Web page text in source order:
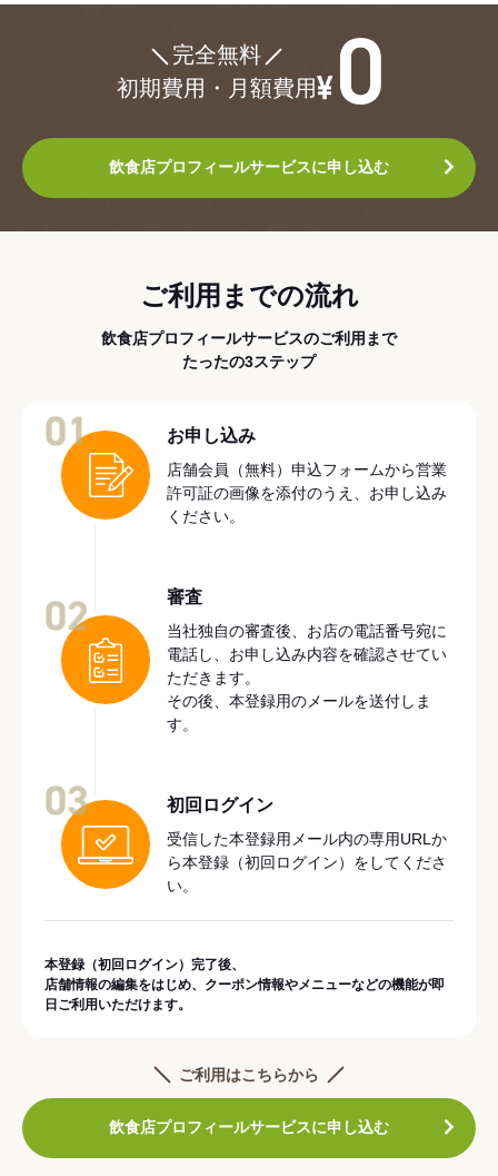
完全無料
初期費用・月額費用
飲食店プロフィールサービスに申し込む
ご利用までの流れ
飲食店プロフィールサービスのご利用まで
たったの3ステップ
お申し込み
店舗会員（無料）申込フォームから営業
許可証の画像を添付のうえ、お申し込み
ください。
審査
当社独自の審査後、お店の電話番号宛に
電話し、お申し込み内容を確認させてい
ただきます。
その後、本登録用のメールを送付しま
す。
初回ログイン
受信した本登録用メール内の専用URLか
ら本登録（初回ログイン）をしてくださ
い。
本登録（初回ログイン）完了後、
店舗情報の編集をはじめ、クーポン情報やメニューなどの機能が即
日ご利用いただけます。
ご利用はこちらから
飲食店プロフィールサービスに申し込む